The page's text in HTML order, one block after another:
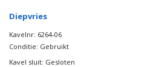
Diepvries
Kavelnr: 6264-06
Conditie: Gebruikt
Kavel sluit: Gesloten